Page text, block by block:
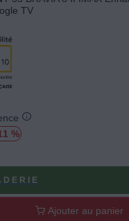
TV
%
D E R I E
Ajouter au panier